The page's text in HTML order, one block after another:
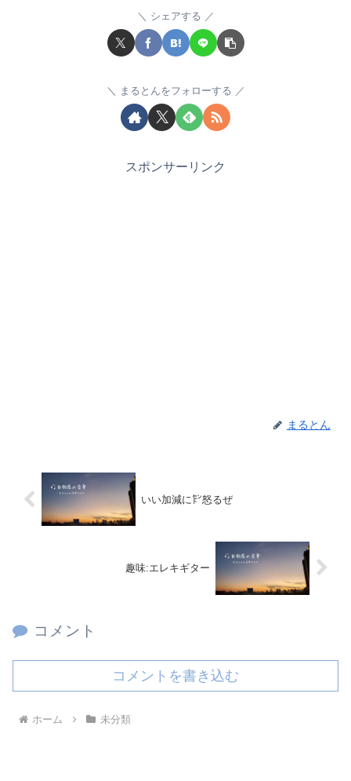
シェアする
まるとんをフォローする
スポンサーリンク
まるとん
いい加減に㌣怒るぜ
趣味:エレキギター
コメント
コメントを書き込む
ホーム 未分類